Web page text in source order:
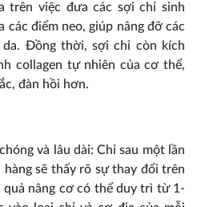
trên việc đưa các sợi chỉ sinh
các điểm neo, giúp nâng đỡ các
da. Đồng thời, sợi chỉ còn kích
collagen tự nhiên của cơ thể,
đàn hồi hơn.
và lâu dài: Chỉ sau một lần
sẽ thấy rõ sự thay đổi trên
quả nâng cơ có thể duy trì từ 1-